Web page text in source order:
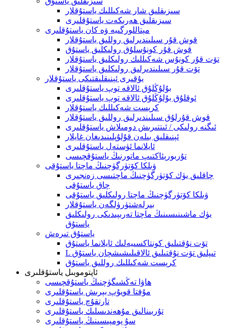
سىزىقلىق شار شەكىللىك ياستۇقلار
سىزىقلىق ھەرىكەت ياستۇقلىرى
مېتاللورگىيە ۋە كان ياستۇقلىرى
قوش قۇر سىلىندىرلىق روللىق ياستۇقلار
قوش قۇر كونۇسلۇق رولىكلىق ياستۇق
تۆت قۇر كونۇس شەكىللىك رولىكلىق ياستۇقلار
تۆت قۇر سىلىندىرلىق رولىكلىق ياستۇقلار
يۇقىرى ئېنىقلىقتىكى ياستۇقلار
بۇلۇڭلۇق ئالاقە توپ ياستۇقلىرى
ئوقلۇق بۇلۇڭلۇق ئالاقە توپ ياستۇقلىرى
كرېست شەكىللىك ياستۇقلار
قوش قۇرلۇق سىلىندىرلىق روللىق ياستۇقلار
ئىگنە رولىكى / ئىتتىرىش دومىلاش ياستۇقلىرى
ئېنىقلىق بىلەن قۇلۇپلىنىدىغان غايلار
ئايلانما ئۈستەل ياستۇقلىرى
تۇربورېئاكتىپ ماتورنىڭ ياستۇقچىسى
ۋىلكا كۆتۈرگۈچنىڭ ماچتا ياستۇقى
چاقلىق يۈك كۆتۈرگۈچنىڭ ماچتىسى زەنجىرى
چاق ياستۇقى
ۋىلكا كۆتۈرگۈچنىڭ ماچتا رولىكلىق ياستۇقى
بىرلەشتۈرۈلگەن ياستۇقلار
يۈك ماشىنىسىنىڭ ماچتا تەرىپىدىكى رولىكلىق
ياستۇق
ياستۇق تىرەش
تۆت نۇقتىلىق كونتاكسىيەلىك ئايلانما ياستۇق
L تىپلىق تۆت نۇقتىلىق ئالاقىلىشىشچان ياستۇق
كرېست شەكىللىك روللىق ياستۇق
ئاپتوموبىل ياستۇقلىرى
ھاۋا تەڭشىگۈچنىڭ ياستۇقچىسى
مۇفتا قويۇپ بېرىش ياستۇقلىرى
تارتقۇچ ياستۇقلىرى
تۇربىنالىق مۇھەندىسلىك ياستۇقلىرى
سۇ پومپىسىنىڭ ياستۇقلىرى